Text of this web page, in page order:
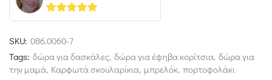
5out of 5
SKU: 086.0060-7
Tags: δώρα για δασκάλες, δώρα για έφηβα κορίτσια, δώρα για
την μαμά, Καρφωτά σκουλαρίκια, μπρελόκ, πορτοφολάκι